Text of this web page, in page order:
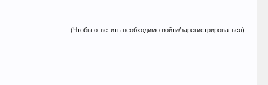
(Чтобы ответить необходимо войти/зарегистрироваться)